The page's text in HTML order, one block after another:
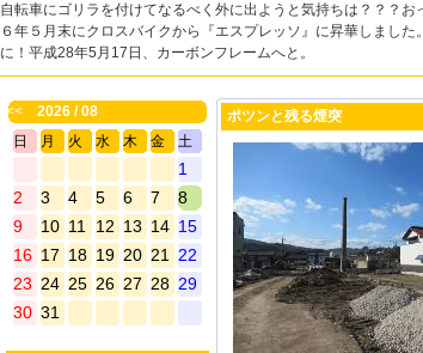
自転車にゴリラを付けてなるべく外に出ようと気持ちは？？？お
６年５月末にクロスバイクから『エスプレッソ』に昇華しました
に！平成28年5月17日、カーボンフレームへと。
<<
2026 / 08
日
月 火 水 木 金 土
1
2
3 4 5 6 7
8
9
10 11 12 13 14 15
16 17 18 19 20 21
22
23 24 25 26 27 28 29
30 31
ポツンと残る煙突